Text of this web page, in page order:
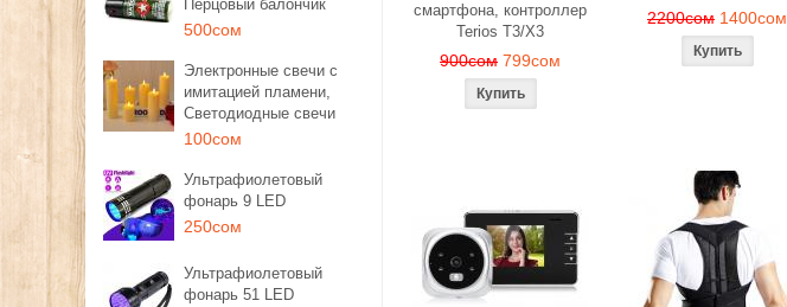
Перцовый балончик
500сом
Электронные свечи с
имитацией пламени,
Светодиодные свечи
100сом
Ультрафиолетовый
фонарь 9 LED
250сом
Ультрафиолетовый
фонарь 51 LED
смартфона, контроллер
Terios T3/X3
900сом 799сом
2200сом 1400сом